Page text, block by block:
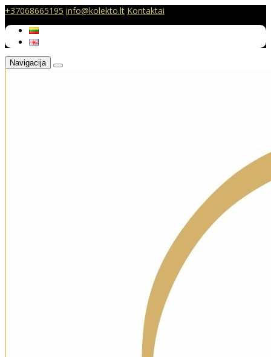
+37068665195 info@kolekto.lt Kontaktai
Navigacija